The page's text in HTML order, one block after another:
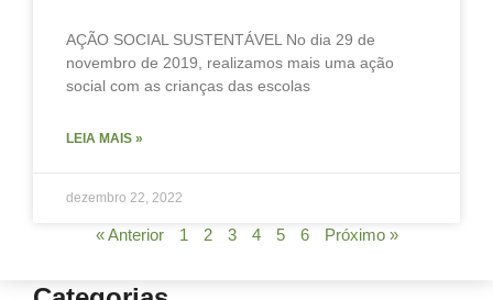
AÇÃO SOCIAL SUSTENTÁVEL No dia 29 de
novembro de 2019, realizamos mais uma ação
social com as crianças das escolas
LEIA MAIS »
dezembro 22, 2022
« Anterior 1 2 3 4 5 6 Próximo »